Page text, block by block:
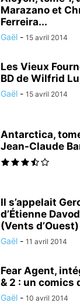
Marazano et
Ferreira...
Gaël - 15 avril 2014
Les Vieux
BD de Wilfrid
Gaël - 15 avril 2014
Antarctica,
Jean-Claude
Il s’appelait
d’Étienne
(Vents d’Ouest)
Gaël - 11 avril 2014
Fear Agent,
& 2 : un comics
Gaël - 10 avril 2014